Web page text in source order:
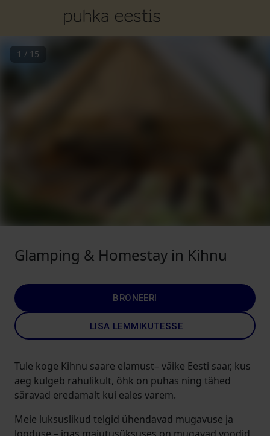
1 / 15
Glamping & Homestay in Kihnu
BRONEERI
LISA LEMMIKUTESSE
Tule koge Kihnu saare elamust– väike Eesti saar, kus
aeg kulgeb rahulikult, õhk on puhas ning tähed
säravad eredamalt kui eales varem.
Meie luksuslikud telgid ühendavad mugavuse ja